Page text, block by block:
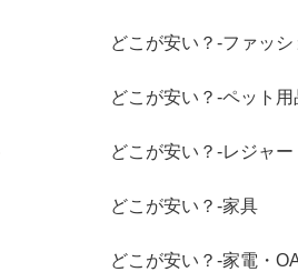
どこが安い？-ファッ
どこが安い？-ペット用
どこが安い？-レジャ
どこが安い？-家具
どこが安い？-家電・